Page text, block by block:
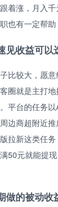
着涨，月入
也有一定帮助
见收益可以
比较大，愿
圈就是主打
平台的任务
边商超附近
拉新这类任
50元就能提
做的被动收